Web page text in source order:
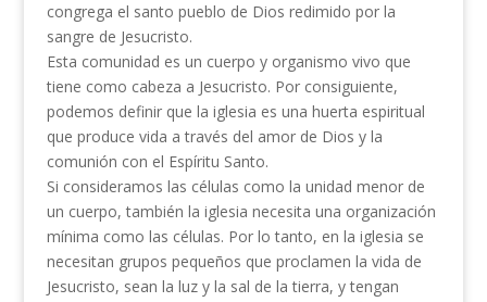
congrega el santo pueblo de Dios redimido por la
sangre de Jesucristo.
Esta comunidad es un cuerpo y organismo vivo que
tiene como cabeza a Jesucristo. Por consiguiente,
podemos definir que la iglesia es una huerta espiritual
que produce vida a través del amor de Dios y la
comunión con el Espíritu Santo.
Si consideramos las células como la unidad menor de
un cuerpo, también la iglesia necesita una organización
mínima como las células. Por lo tanto, en la iglesia se
necesitan grupos pequeños que proclamen la vida de
Jesucristo, sean la luz y la sal de la tierra, y tengan